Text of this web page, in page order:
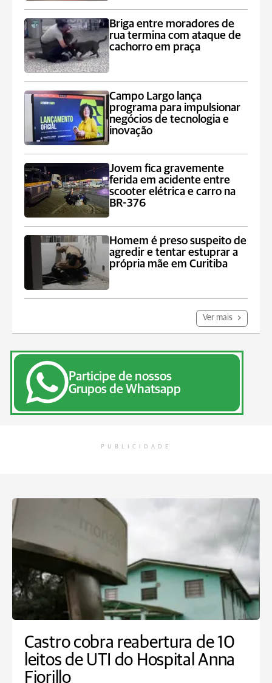
Briga entre moradores de
rua termina com ataque de
cachorro em praça
Campo Largo lança
programa para impulsionar
negócios de tecnologia e
inovação
Jovem fica gravemente
ferida em acidente entre
scooter elétrica e carro na
BR-376
Homem é preso suspeito de
agredir e tentar estuprar a
própria mãe em Curitiba
Ver mais
Participe de nossos
Grupos de Whatsapp
PUBLICIDADE
Castro cobra reabertura de 10
leitos de UTI do Hospital Anna
Fiorillo